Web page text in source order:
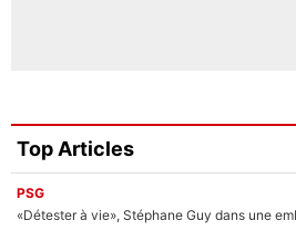
Top Articles
PSG
«Détester à vie», Stéphane Guy dans une